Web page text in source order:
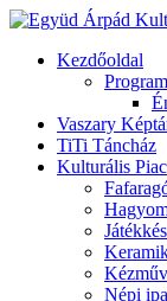
Kezdőoldal
Program
Vaszary
TiTi Táncház
Kulturális Piac
Népi